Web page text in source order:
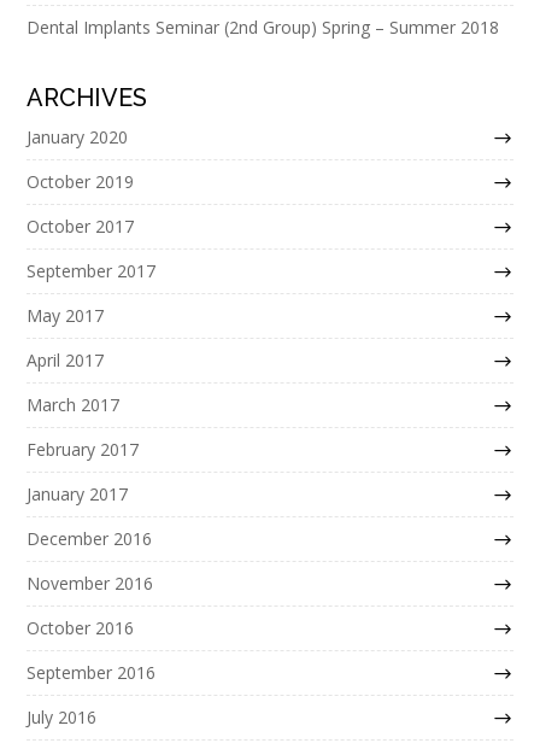
Dental Implants Seminar (2nd Group) Spring – Summer 2018
ARCHIVES
January 2020
October 2019
October 2017
September 2017
May 2017
April 2017
March 2017
February 2017
January 2017
December 2016
November 2016
October 2016
September 2016
July 2016